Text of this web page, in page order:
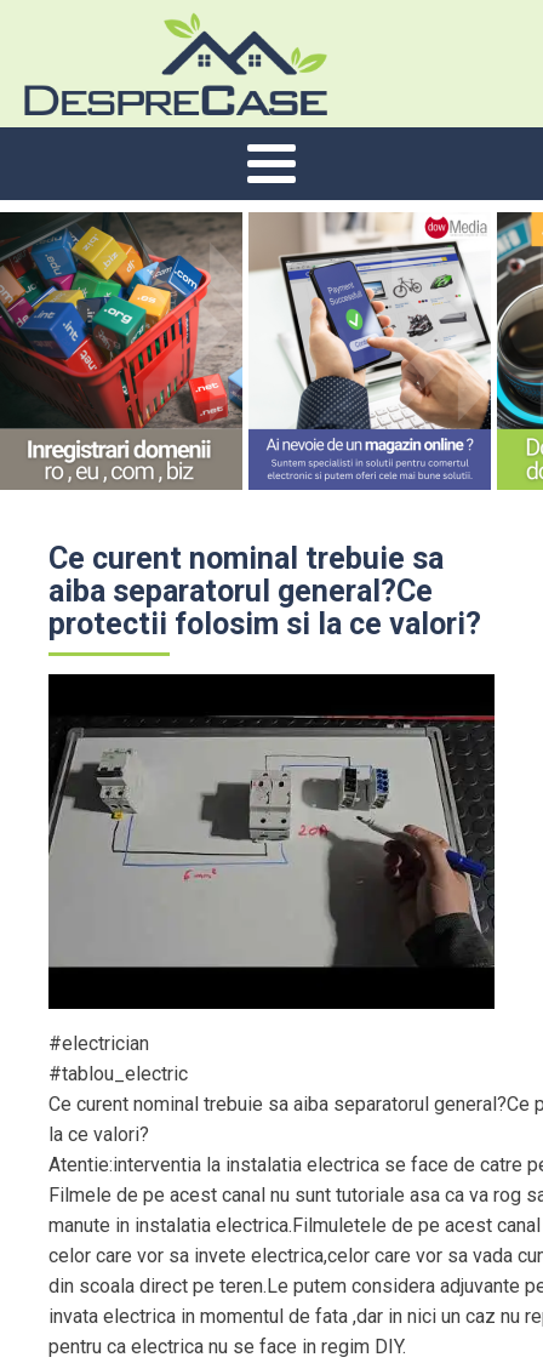
Ce curent nominal trebuie sa
aiba separatorul general?Ce
protectii folosim si la ce valori?
#electrician
#tablou_electric
Ce curent nominal trebuie sa aiba separatorul
la ce valori?
Atentie:interventia la instalatia electrica se face de catre
Filmele de pe acest canal nu sunt tutoriale asa ca va rog
manute in instalatia electrica.Filmuletele de pe acest
celor care vor sa invete electrica,celor care vor sa vada
din scoala direct pe teren.Le putem considera adjuvante
invata electrica in momentul de fata ,dar in nici un caz nu
pentru ca electrica nu se face in regim DIY.